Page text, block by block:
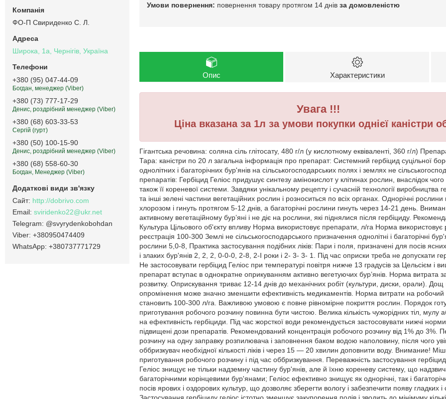
повернення товару протягом 14 днів за домовленістю
Опис Характеристики
Увага !!!
Ціна вказана за 1л за умови покупки однієї каністри
Гігантська речовина: соляна сіль глітосату, 480 г/л (у кислотному еквіваленті, 360 г/л)
Тара: каністри по 20 л загальна інформація про препарат: Системний гербіцид суцільної
однолітних і багаторічних бур'янів на сільськогосподарських полях і землях не
препаратів: Гербіцид Геліос придушує синтезу амінокислот у клітинах рослин, внаслідок
також її кореневої системи. Завдяки унікальному рецепту і сучасній технології виробництва
та інші зелені частини вегетаційних рослин і розноситься по всіх органах. Однорічні
хлорозом і гинуть протягом 5-12 днів, а багаторічні рослини гинуть через 14-21 день.
активному вегетаційному бур’яні і не діє на рослини, які піднялися після гербіциду.
Культура Цільового об'єкту впливу Норма використовує препарати, л/га Норма
реєстрація 100-300 Землі не сільськогосподарського призначення однолітні і багаторічні
рослини 5,0-8, Практика застосування подібних ліків: Пари і поля, призначені для посів
і злаких бур'янів 2, 2, 2, 0-0-0, 2-8, 2-І роки і 2- 3- 3- 1. Під час оприски треба не допускати
Не застосовувати гербіцид Геліос при температурі повітря нижче 13 градусів за Цельсієм і
препарат вступає в однократне оприкуванням активно вегетуючих бур’янів. Норма витрата
розвитку. Оприскування триває 12-14 днів до механічних робіт (культури, диски, орали).
опромінення може значно зменшити ефективність медикаментів. Норма витрати на робочий
становить 100-300 л/га. Важливою умовою є повне рівномірне покриття рослин. Порядок
приготування робочого розчину повинна бути чистою. Велика кількість чужорідних тіл, мулу
на ефективність гербіциди. Під час жорсткої води рекомендується застосовувати нижчі
підвищені дози препаратів. Рекомендований концентрація робочого розчину від 1% до 3%.
розчину на одну заправку розпилювача і заповнення баком водою наполовину, після чого
оббризкувач необхідної кількості ліків і через 15 — 20 хвилин доповнити воду. Внимание!
приготування робочого розчину і під час оббризкування. Переважність застосування
Геліос знищує не тільки надземну частину бур'янів, але й їхню кореневу систему, що
багаторічними корінцевими бур'янами; Геліос ефективно знищує як однорічні, так і
посів ярових і оздорових культур, що дозволяє зберегти вологу і забезпечити появу гладких і
Застосування гербіциду геліос істотно зменшує закупорення полів і зводить до мінімуму
ФО-П Свириденко С. Л.
Широка, 1а, Чернігів, Україна
+380 (95) 047-44-09
Богдан, менеджер (Viber)
+380 (73) 777-17-29
Денис, роздрібний менеджер (Viber)
+380 (68) 603-33-53
Сергій (гурт)
+380 (50) 100-15-90
Денис, роздрібний менеджер (Viber)
+380 (68) 558-60-30
Богдан, Менеджер (Viber)
http://dobrivo.com
sviridenko22@ukr.net
@svyrydenkobohdan
+380950474409
+380737771729